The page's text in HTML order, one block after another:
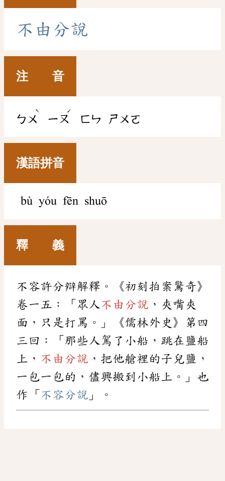
不 由 分說
注 音
ㄅㄨ
ˋ
ㄧㄡ
ˊ
ㄈㄣ ㄕㄨㄛ
漢語拼音
bù yóu fēn shuō
釋 義
不容許分辯解釋。《初刻拍案驚奇》
卷一五：「眾人不由分說 ，夾嘴夾
面，只是打罵。」《儒林外史》第四
三回：「那些人駕了小船，跳在鹽船
上， 不由分說 ，把他艙裡的子兒鹽，
一包一包的，儘興搬到小船上。」也
作「 不容分說 」。